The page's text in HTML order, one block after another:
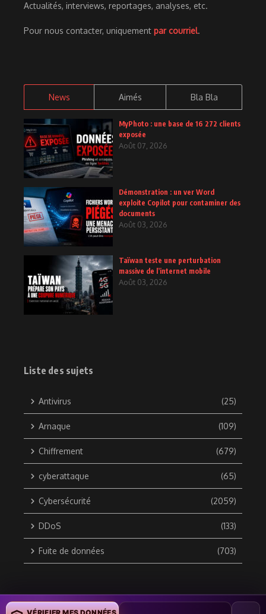
Actualités, interviews, reportages, analyses, etc.
Pour nous contacter, uniquement par courriel.
News Aimés Bla Bla
MyPhoto : une base de 16 272 clients
exposée
Août 07, 2026
Démonstration : un ver Word
exploite Copilot pour contaminer des
documents
Août 03, 2026
Taïwan teste une perturbation
massive de l’internet mobile
Août 03, 2026
Liste des sujets
Antivirus (25)
Arnaque (109)
Chiffrement (679)
cyberattaque (65)
Cybersécurité (2059)
DDoS (133)
Fuite de données (703)
Copyright © 2010 / 2026 DATA SECURITY BREACH - Groupe